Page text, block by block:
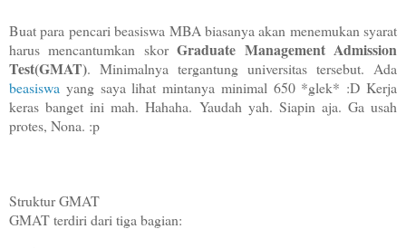
Buat para pencari beasiswa MBA biasanya akan menemukan syarat
harus mencantumkan skorGraduate Management Admission
Test(GMAT). Minimalnya tergantung universitas tersebut. Ada
beasiswa yang saya lihat mintanya minimal 650 *glek* :D Kerja
keras banget ini mah. Hahaha. Yaudah yah. Siapin aja. Ga usah
protes, Nona. :p
Struktur GMAT
GMAT terdiri dari tiga bagian: